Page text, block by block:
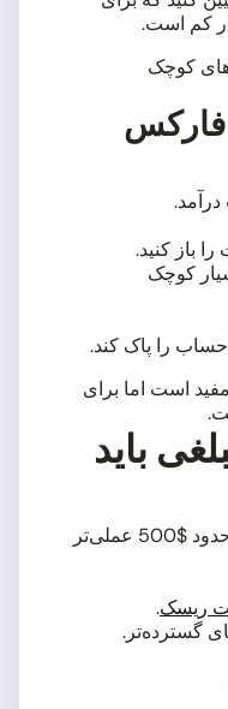
کم است.
کوچک
فارکس
را باز کنید.
کوچک
حساب را پاک کند.
است اما برای
باید
برای اکثر مبتدیان، موجودی اولیه حدود $500 عملی‌تر
ریسک.
گسترده‌تر.